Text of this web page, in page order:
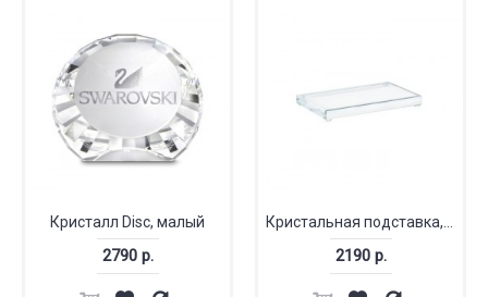
Кристалл Disc, малый
2790 р.
Кристальная подставка, большая
2190 р.